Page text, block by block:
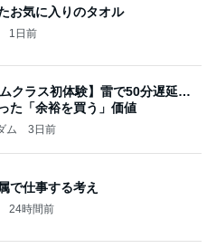
お気に入りのタオル
1日前
ムクラス初体験】雷で50分遅延…
た「余裕を買う」価値
ム 3日前
で仕事する考え
24時間前